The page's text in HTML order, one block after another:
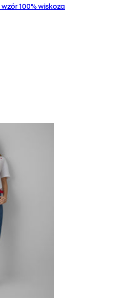
100% wiskoza